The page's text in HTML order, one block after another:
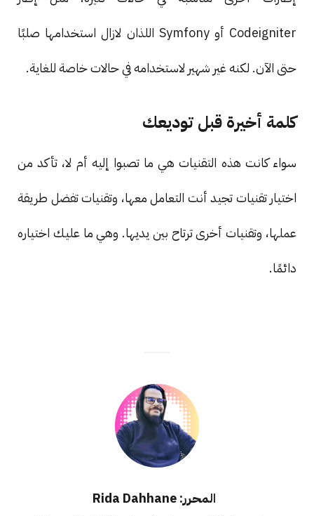
Codeigniter أو Symfony اللذان لازال استخدامها صلبًا
حتى الآن. لكنه غير شهير لاستخدامه في حالات خاصة للغاية.
كلمة أخيرة قبل توديعك
سواء كانت هذه التقنيات هي ما تصبوا إليه أم لا، تأكد من
اختيار تقنيات تجيد أنت التعامل معها، وتقنيات تفضل طريقة
عملها، وتقنيات أخرى ترتاح بين يديها. وهي ما عليك اختياره
دائمًا.
المحرر: Rida Dahhane